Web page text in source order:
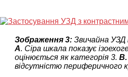
Зображення 3: Звичайна УЗД
A. Сіра шкала показує
оцінюється як категорія 3. В.
відсутністю периферичного